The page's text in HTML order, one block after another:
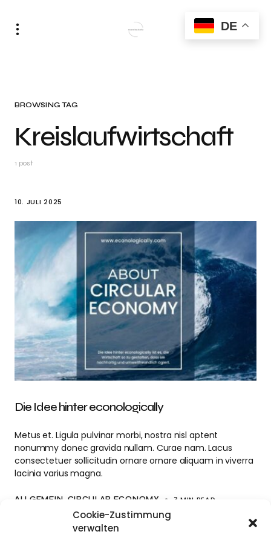
Cookie-Zustimmung
verwalten
BROWSING TAG
Kreislaufwirtschaft
1 post
ALLGEMEIN CIRCULAR ECONOMY 3 MIN READ
Die Idee hinter econologically
Metus et. Ligula pulvinar morbi, nostra nisl aptent
nonummy donec gravida nullam. Curae nam. Lacus
consectetuer sollicitudin ornare ornare aliquam in viverra
lacinia varius magna.
10. JULI 2025
DE